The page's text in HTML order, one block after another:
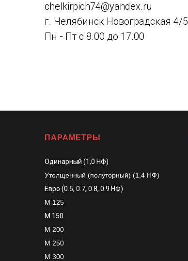
chelkirpich74@yandex.ru
г. Челябинск Новоградская 4/5
Пн - Пт с 8.00 до 17.00
ПАРАМЕТРЫ
Одинарный (1,0 НФ)
Утолщенный (полуторный) (1,4 НФ)
Евро (0.5, 0.7, 0.8, 0.9 НФ)
М 125
М 150
М 200
М 250
М 300